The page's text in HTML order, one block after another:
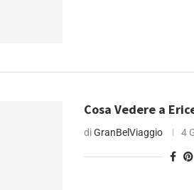
Cosa Vedere a
diGranBelViaggio 4